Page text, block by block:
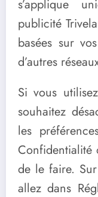
s’applique
publicité
basées sur
d’autres
Si vous
souhaitez
les
Confidentialité
de le faire.
allez dans